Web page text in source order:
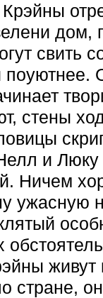
дом,
свить
стены
и Люку
Ничем
ужасную
стране,